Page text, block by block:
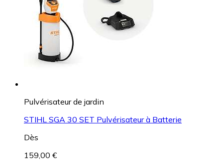
Pulvérisateur de jardin
STIHL SGA 30 SET Pulvérisateur à Batterie
Dès
159,00 €